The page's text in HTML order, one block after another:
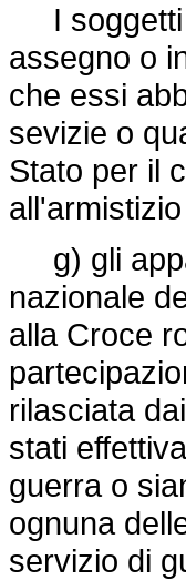
I soggetti
assegno o
che essi
sevizie o
Stato per il
g) gli
nazionale
alla Croce
rilasciata
stati
guerra o
ognuna
servizio di